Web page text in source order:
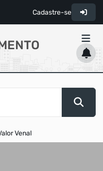
Cadastre-se
Venal